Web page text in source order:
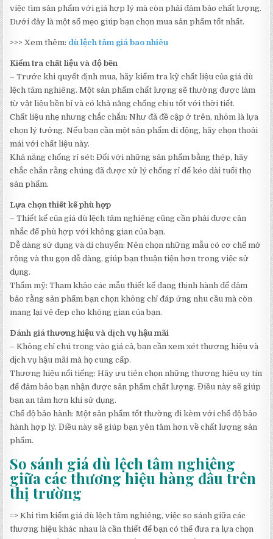
việc tìm sản phẩm với giá hợp lý mà còn phải đảm bảo chất lượng.
Dưới đây là một số mẹo giúp bạn chọn mua sản phẩm tốt nhất.
>>> Xem thêm: dù lệch tâm giá bao nhiêu
Kiểm tra chất liệu và độ bền
– Trước khi quyết định mua, hãy kiểm tra kỹ chất liệu của giá dù
lệch tâm nghiêng. Một sản phẩm chất lượng sẽ thường được làm
từ vật liệu bền bỉ và có khả năng chống chịu tốt với thời tiết.
Chất liệu nhẹ nhưng chắc chắn: Như đã đề cập ở trên, nhôm là lựa
chọn lý tưởng. Nếu bạn cần một sản phẩm di động, hãy chọn thoải
mái với chất liệu này.
Khả năng chống rỉ sét: Đối với những sản phẩm bằng thép, hãy
chắc chắn rằng chúng đã được xử lý chống rỉ để kéo dài tuổi thọ
sản phẩm.
Lựa chọn thiết kế phù hợp
– Thiết kế của giá dù lệch tâm nghiêng cũng cần phải được cân
nhắc để phù hợp với không gian của bạn.
Dễ dàng sử dụng và di chuyển: Nên chọn những mẫu có cơ chế mở
rộng và thu gọn dễ dàng, giúp bạn thuận tiện hơn trong việc sử
dụng.
Thẩm mỹ: Tham khảo các mẫu thiết kế đang thịnh hành để đảm
bảo rằng sản phẩm bạn chọn không chỉ đáp ứng nhu cầu mà còn
mang lại vẻ đẹp cho không gian của bạn.
Đánh giá thương hiệu và dịch vụ hậu mãi
– Không chỉ chú trọng vào giá cả, bạn cần xem xét thương hiệu và
dịch vụ hậu mãi mà họ cung cấp.
Thương hiệu nổi tiếng: Hãy ưu tiên chọn những thương hiệu uy tín
để đảm bảo bạn nhận được sản phẩm chất lượng. Điều này sẽ giúp
bạn an tâm hơn khi sử dụng.
Chế độ bảo hành: Một sản phẩm tốt thường đi kèm với chế độ bảo
hành hợp lý. Điều này sẽ giúp bạn yên tâm hơn về chất lượng sản
phẩm.
So sánh giá dù lệch tâm nghiêng
giữa các thương hiệu hàng đầu trên
thị trường
=> Khi tìm kiếm giá dù lệch tâm nghiêng, việc so sánh giữa các
thương hiệu khác nhau là cần thiết để bạn có thể đưa ra lựa chọn